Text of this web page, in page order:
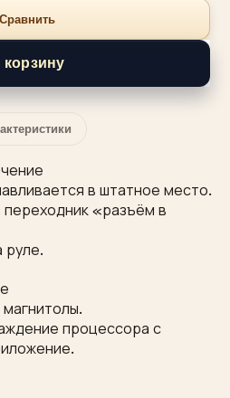
Сравнить
корзину
в штатное место.
«разъём в
руле.
процессора с